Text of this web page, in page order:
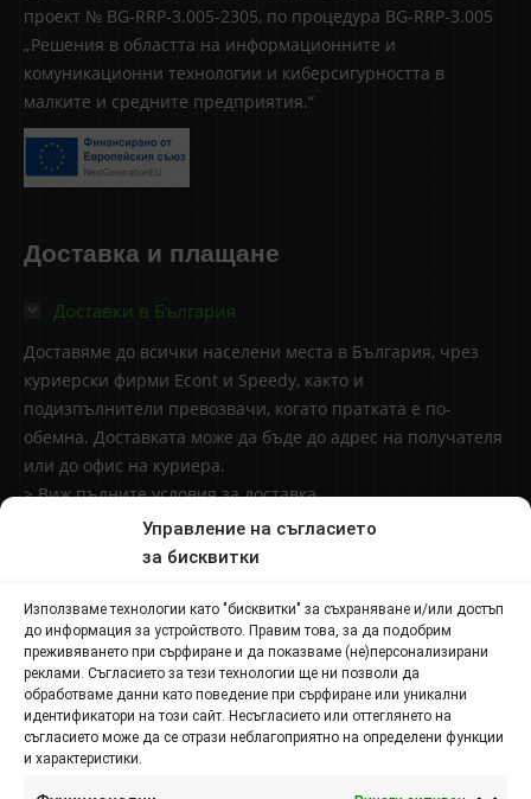
Управление на съгласието
за бисквитки
Използваме технологии като "бисквитки" за съхраняване и/или достъп
до информация за устройството. Правим това, за да подобрим
преживяването при сърфиране и да показваме (не)персонализирани
реклами. Съгласието за тези технологии ще ни позволи да
обработваме данни като поведение при сърфиране или уникални
идентификатори на този сайт. Несъгласието или оттеглянето на
съгласието може да се отрази неблагоприятно на определени функции
и характеристики.
проект № BG-RRP-3.005-2305, по процедура BG-RRP-3.005
„Решения в областта на информационните и
комуникационни технологии и киберсигурността в
малките и средните предприятия.“
Доставка и плащане
Доставки в България
Доставяме до всички населени места в България, чрез
куриерски фирми Econt и Speedy, както и
подизпълнители превозвачи, когато пратката е по-
обемна. Доставката може да бъде до адрес на получателя
или до офис на куриера.
> Виж пълните условия за доставка
Доставки извън България
Контакти
Пловдив п.к. 4000,
ул. Брезовско шосе №145